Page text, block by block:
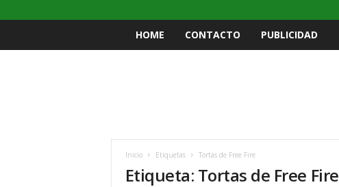
HOME CONTACTO PUBLICIDAD
Inicio Etiquetas Tortas de Free Fire
Etiqueta: Tortas de Free Fire